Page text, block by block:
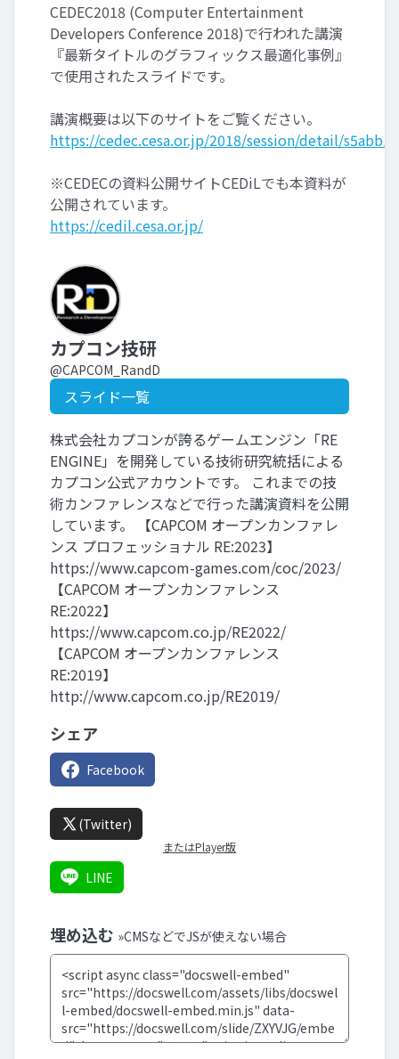
CEDEC2018 (Computer Entertainment
Developers Conference 2018)で行われた講演
『最新タイトルのグラフィックス最適化事例』
で使用されたスライドです。
講演概要は以下のサイトをご覧ください。
https://cedec.cesa.or.jp/2018/session/detail/
※CEDECの資料公開サイトCEDiLでも本資料が
公開されています。
https://cedil.cesa.or.jp/
カプコン技研
@CAPCOM_RandD
スライド一覧
株式会社カプコンが誇るゲームエンジン「RE
ENGINE」を開発している技術研究統括による
カプコン公式アカウントです。 これまでの技
術カンファレンスなどで行った講演資料を公開
しています。 【CAPCOM オープンカンファレ
ンス プロフェッショナル RE:2023】
https://www.capcom-games.com/coc/2023/
【CAPCOM オープンカンファレンス
RE:2022】
https://www.capcom.co.jp/RE2022/
【CAPCOM オープンカンファレンス
RE:2019】
http://www.capcom.co.jp/RE2019/
シェア
Facebook
(Twitter)
またはPlayer版
LINE
埋め込む »CMSなどでJSが使えない場合